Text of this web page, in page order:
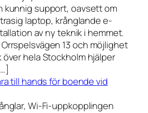
kunnig support, oavsett om
laptop, krånglande e-
av ny teknik i hemmet.
13 och möjlighet
hela Stockholm hjälper
till hands för boende vid
Wi-Fi-uppkopplingen